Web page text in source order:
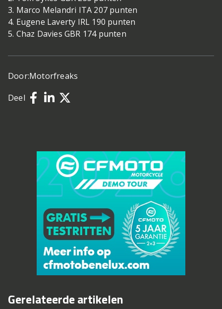
3. Marco Melandri ITA 207 punten
4. Eugene Laverty IRL 190 punten
5. Chaz Davies GBR 174 punten
Door:Motorfreaks
Deel
Gerelateerde artikelen